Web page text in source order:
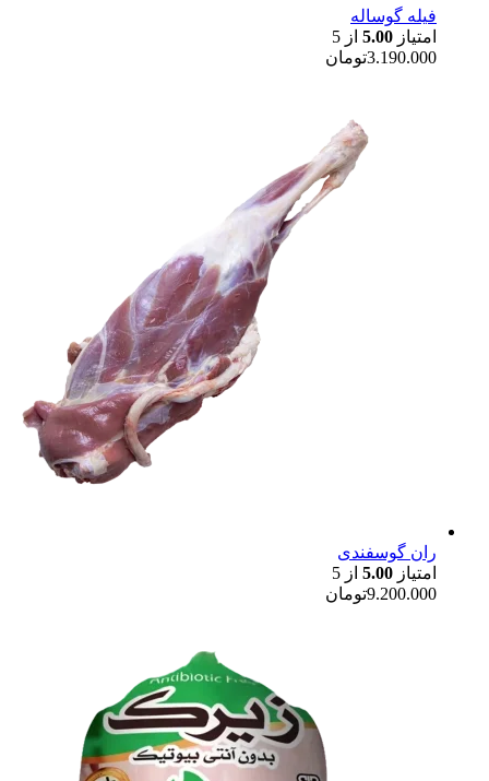
فیله گوساله
امتیاز 5.00 از 5
3.190.000تومان
ران گوسفندی
امتیاز 5.00 از 5
9.200.000تومان